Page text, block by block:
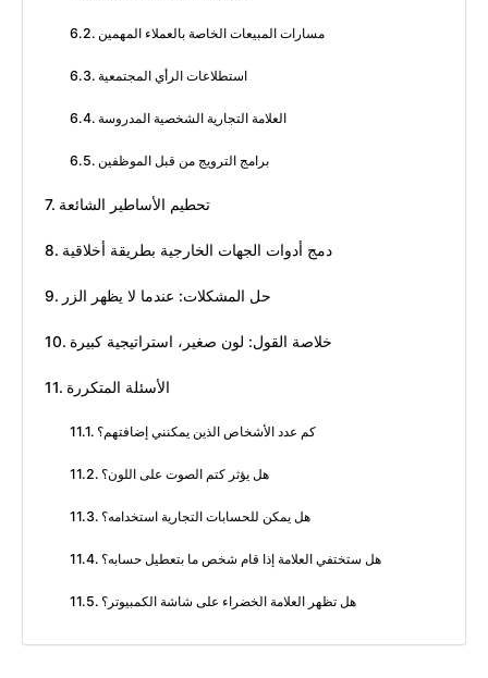
مسارات المبيعات الخاصة بالعملاء المهمين
استطلاعات الرأي المجتمعية
العلامة التجارية الشخصية المدروسة
برامج الترويج من قبل الموظفين
تحطيم الأساطير الشائعة
دمج أدوات الجهات الخارجية بطريقة أخلاقية
حل المشكلات: عندما لا يظهر الزر
خلاصة القول: لون صغير، استراتيجية كبيرة
الأسئلة المتكررة
كم عدد الأشخاص الذين يمكنني إضافتهم؟
هل يؤثر كتم الصوت على اللون؟
هل يمكن للحسابات التجارية استخدامه؟
هل ستختفي العلامة إذا قام شخص ما بتعطيل حسابه؟
هل تظهر العلامة الخضراء على شاشة الكمبيوتر؟